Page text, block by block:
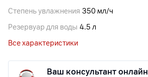
Степень увлажнения 350 мл/ч
Резервуар для воды 4.5 л
Все характеристики
Ваш консультант онлайн